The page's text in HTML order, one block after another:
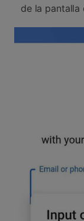
de la pantalla